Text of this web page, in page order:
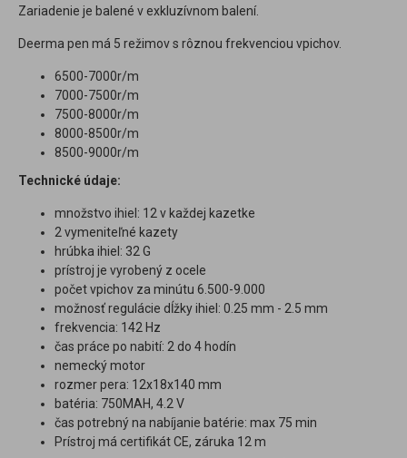
Zariadenie je balené v exkluzívnom balení.
Deerma pen má 5 režimov s rôznou frekvenciou vpichov.
6500-7000r/m
7000-7500r/m
7500-8000r/m
8000-8500r/m
8500-9000r/m
Technické údaje:
množstvo ihiel: 12 v každej kazetke
2 vymeniteľné kazety
hrúbka ihiel: 32 G
prístroj je vyrobený z ocele
počet vpichov za minútu 6.500-9.000
možnosť regulácie dĺžky ihiel: 0.25 mm - 2.5 mm
frekvencia: 142 Hz
čas práce po nabití: 2 do 4 hodín
nemecký motor
rozmer pera: 12x18x140 mm
batéria: 750MAH, 4.2 V
čas potrebný na nabíjanie batérie: max 75 min
Prístroj má certifikát CE, záruka 12 m